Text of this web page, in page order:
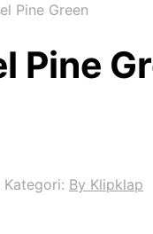
Pine Green
Pine
Kategori: By Klipklap